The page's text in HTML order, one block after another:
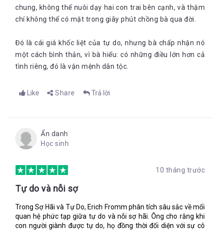
chung, không thể nuôi dạy hai con trai bên cạnh, và thậm
chí không thể có mặt trong giây phút chồng bà qua đời.
Đó là cái giá khốc liệt của tự do, nhưng bà chấp nhận nó
một cách bình thản, vì bà hiểu: có những điều lớn hơn cả
tình riêng, đó là vận mệnh dân tộc.
Like Share Trả lời
Ẩn danh
Học sinh
10 tháng trước
Tự do và nỗi sợ
Trong Sợ Hãi và Tự Do, Erich Fromm phân tích sâu sắc về mối
quan hệ phức tạp giữa tự do và nỗi sợ hãi. Ông cho rằng khi
con người giành được tự do, họ đồng thời đối diện với sự cô